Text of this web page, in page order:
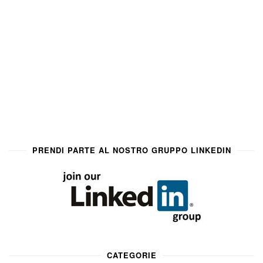
PRENDI PARTE AL NOSTRO GRUPPO LINKEDIN
CATEGORIE